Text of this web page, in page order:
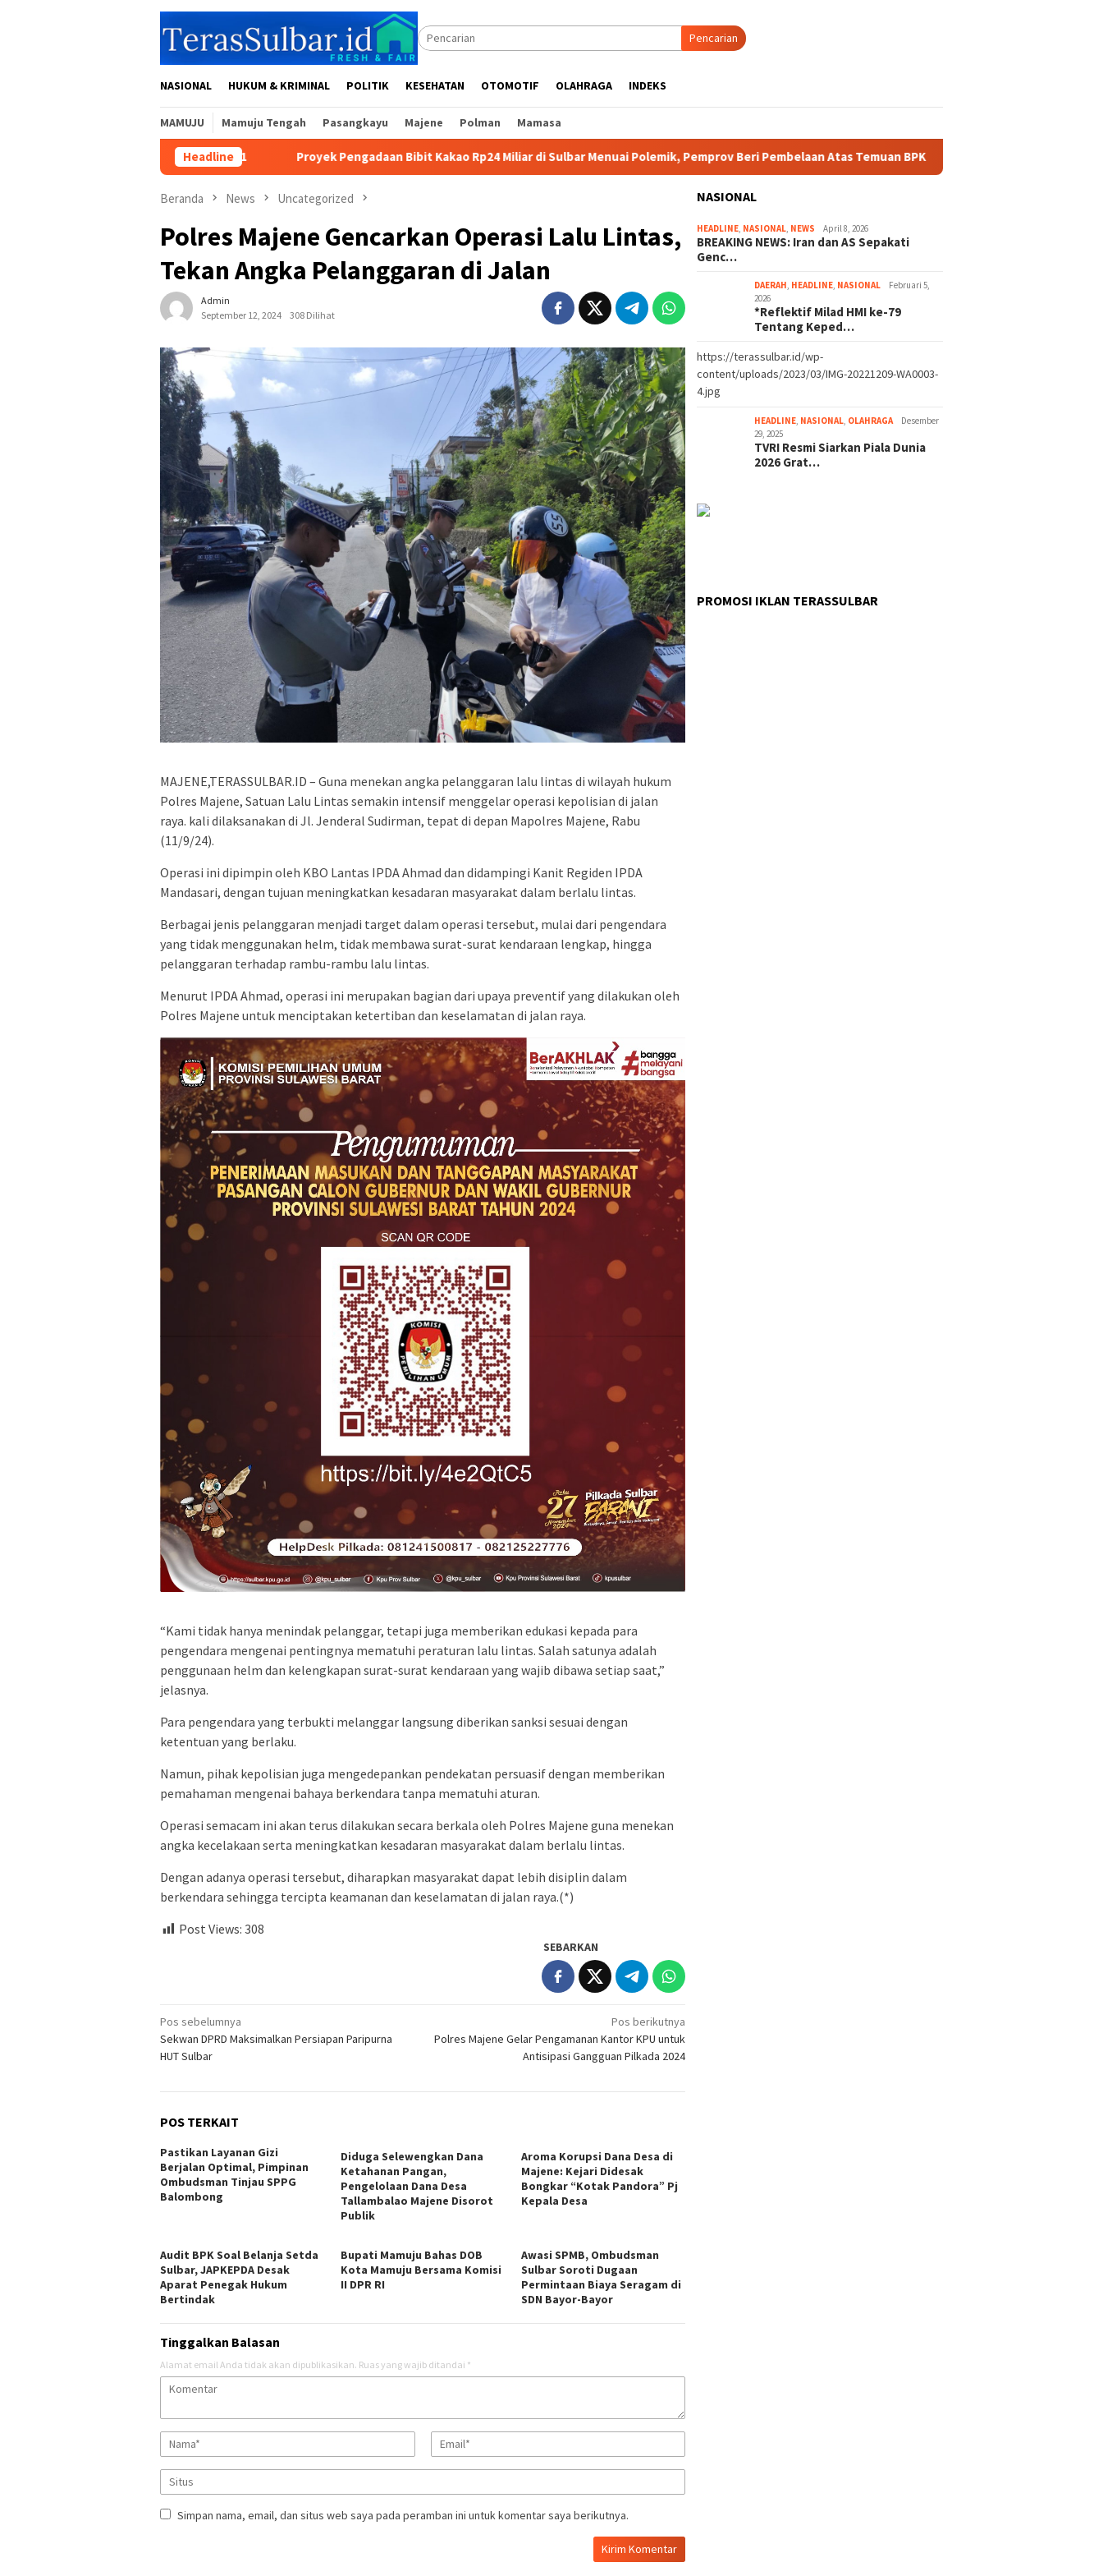
Pencarian
NASIONAL HUKUM & KRIMINAL POLITIK KESEHATAN OTOMOTIF OLAHRAGA INDEKS
MAMUJU Mamuju Tengah Pasangkayu Majene Polman Mamasa
Headline
Proyek Pengadaan Bibit Kakao Rp24 Miliar di Sulbar Menuai Polemik, Pemprov Beri Pembelaan Atas Temuan BPK Diduga Ada Mark-up Harga, Perusahaan
Beranda News Uncategorized
Polres Majene Gencarkan Operasi Lalu Lintas,
Tekan Angka Pelanggaran di Jalan
Admin
September 12, 2024
308 Dilihat
MAJENE,TERASSULBAR.ID – Guna menekan angka pelanggaran lalu lintas di wilayah hukum
Polres Majene, Satuan Lalu Lintas semakin intensif menggelar operasi kepolisian di jalan
raya. kali dilaksanakan di Jl. Jenderal Sudirman, tepat di depan Mapolres Majene, Rabu
(11/9/24).
Operasi ini dipimpin oleh KBO Lantas IPDA Ahmad dan didampingi Kanit Regiden IPDA
Mandasari, dengan tujuan meningkatkan kesadaran masyarakat dalam berlalu lintas.
Berbagai jenis pelanggaran menjadi target dalam operasi tersebut, mulai dari pengendara
yang tidak menggunakan helm, tidak membawa surat-surat kendaraan lengkap, hingga
pelanggaran terhadap rambu-rambu lalu lintas.
Menurut IPDA Ahmad, operasi ini merupakan bagian dari upaya preventif yang dilakukan oleh
Polres Majene untuk menciptakan ketertiban dan keselamatan di jalan raya.
“Kami tidak hanya menindak pelanggar, tetapi juga memberikan edukasi kepada para
pengendara mengenai pentingnya mematuhi peraturan lalu lintas. Salah satunya adalah
penggunaan helm dan kelengkapan surat-surat kendaraan yang wajib dibawa setiap saat,”
jelasnya.
Para pengendara yang terbukti melanggar langsung diberikan sanksi sesuai dengan
ketentuan yang berlaku.
Namun, pihak kepolisian juga mengedepankan pendekatan persuasif dengan memberikan
pemahaman mengenai bahaya berkendara tanpa mematuhi aturan.
Operasi semacam ini akan terus dilakukan secara berkala oleh Polres Majene guna menekan
angka kecelakaan serta meningkatkan kesadaran masyarakat dalam berlalu lintas.
Dengan adanya operasi tersebut, diharapkan masyarakat dapat lebih disiplin dalam
berkendara sehingga tercipta keamanan dan keselamatan di jalan raya.(*)
Post Views: 308
SEBARKAN
Navigasi
pos
Pos sebelumnya
Sekwan DPRD Maksimalkan Persiapan Paripurna
HUT Sulbar
Pos berikutnya
Polres Majene Gelar Pengamanan Kantor KPU untuk
Antisipasi Gangguan Pilkada 2024
POS TERKAIT
Pastikan Layanan Gizi
Berjalan Optimal, Pimpinan
Ombudsman Tinjau SPPG
Balombong
Diduga Selewengkan Dana
Ketahanan Pangan,
Pengelolaan Dana Desa
Tallambalao Majene Disorot
Publik
Aroma Korupsi Dana Desa di
Majene: Kejari Didesak
Bongkar “Kotak Pandora” Pj
Kepala Desa
Audit BPK Soal Belanja Setda
Sulbar, JAPKEPDA Desak
Aparat Penegak Hukum
Bertindak
Bupati Mamuju Bahas DOB
Kota Mamuju Bersama Komisi
II DPR RI
Awasi SPMB, Ombudsman
Sulbar Soroti Dugaan
Permintaan Biaya Seragam di
SDN Bayor-Bayor
Tinggalkan Balasan
Alamat email Anda tidak akan dipublikasikan. Ruas yang wajib ditandai *
Simpan nama, email, dan situs web saya pada peramban ini untuk komentar saya berikutnya.
NASIONAL
HEADLINE, NASIONAL, NEWS April 8, 2026
BREAKING NEWS: Iran dan AS Sepakati
Genc…
DAERAH, HEADLINE, NASIONAL
Februari 5,
2026
*Reflektif Milad HMI ke-79
Tentang Keped…
https://terassulbar.id/wp-
content/uploads/2023/03/IMG-20221209-WA0003-
4.jpg
HEADLINE, NASIONAL, OLAHRAGA
Desember
29, 2025
TVRI Resmi Siarkan Piala Dunia
2026 Grat…
PROMOSI IKLAN TERASSULBAR